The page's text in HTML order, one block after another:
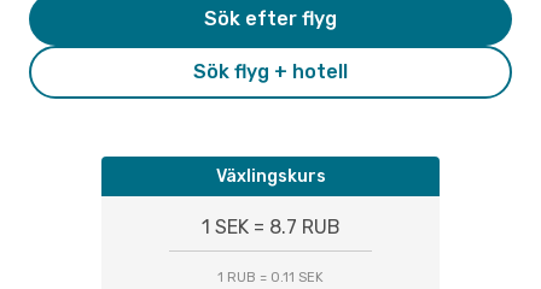
Sök flyg + hotell
Sök efter flyg
Växlingskurs
1 SEK = 8.7 RUB
1 RUB = 0.11 SEK